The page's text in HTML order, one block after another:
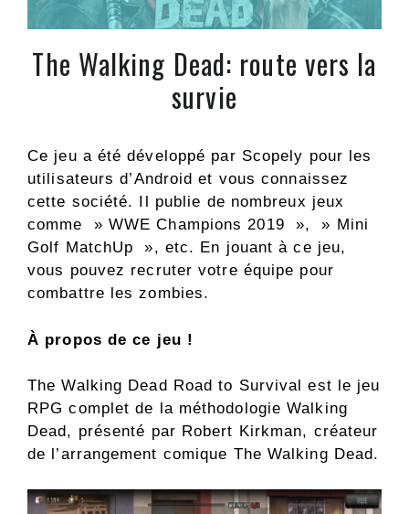
The Walking Dead: route vers la
survie
Ce jeu a été développé par Scopely pour les
utilisateurs d’Android et vous connaissez
cette société. Il publie de nombreux jeux
comme » WWE Champions 2019 », » Mini
Golf MatchUp », etc. En jouant à ce jeu,
vous pouvez recruter votre équipe pour
combattre les zombies.
À propos de ce jeu !
The Walking Dead Road to Survival est le jeu
RPG complet de la méthodologie Walking
Dead, présenté par Robert Kirkman, créateur
de l’arrangement comique The Walking Dead.